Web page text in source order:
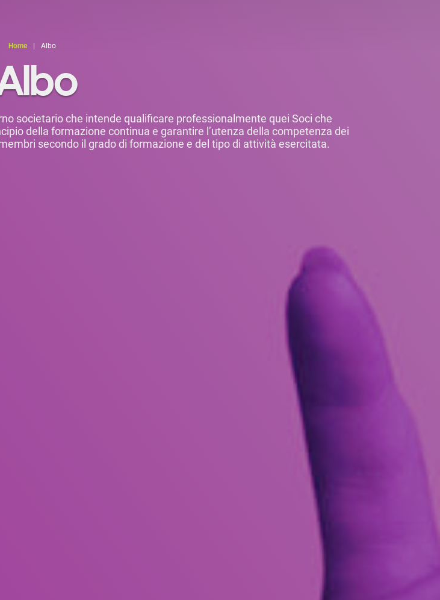
Home | Albo
societario che intende qualificare professionalmente quei Soci che
della formazione continua e garantire l’utenza della competenza dei
secondo il grado di formazione e del tipo di attività esercitata.